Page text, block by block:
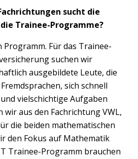
sucht die
Trainee-Programme?
Programm. Für das Trainee-
suchen wir
ausgebildete Leute, die
sich schnell
vielschichtige Aufgaben
wir aus den Fachrichtung VWL,
die beiden mathematischen
den Fokus auf Mathematik
Trainee-Programm brauchen